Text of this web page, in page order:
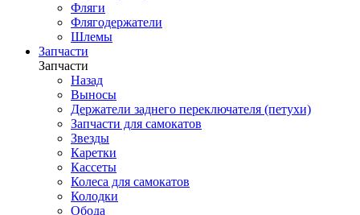
Фляги
Флягодержатели
Шлемы
Запчасти
Запчасти
Назад
Выносы
Держатели заднего переключателя (петухи)
Запчасти для самокатов
Звезды
Каретки
Кассеты
Колеса для самокатов
Колодки
Обода